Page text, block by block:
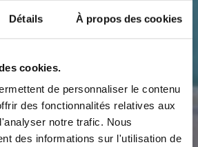
Détails À propos des cookies
cookies.
de personnaliser le contenu
des fonctionnalités relatives aux
notre trafic. Nous
des informations sur l'utilisation de